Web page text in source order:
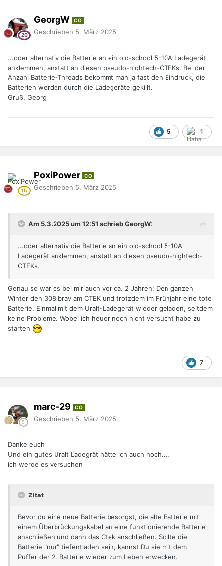
GeorgW CO
Geschrieben 5. März 2025
...oder alternativ die Batterie an ein old-school 5-10A Ladegerät
anklemmen, anstatt an diesen pseudo-hightech-CTEKs. Bei der
Anzahl Batterie-Threads bekommt man ja fast den Eindruck, die
Batterien werden durch die Ladegeräte gekillt.
Gruß, Georg
5 1
PoxiPower CO
Geschrieben 5. März 2025
Am 5.3.2025 um 12:51 schrieb GeorgW:
...oder alternativ die Batterie an ein old-school 5-10A
Ladegerät anklemmen, anstatt an diesen pseudo-hightech-
CTEKs.
Genau so war es bei mir auch vor ca. 2 Jahren: Den ganzen
Winter den 308 brav am CTEK und trotzdem im Frühjahr eine tote
Batterie. Einmal mit dem Uralt-Ladegerät wieder geladen, seitdem
keine Probleme. Wobei ich heuer noch nicht versucht habe zu
starten
7
marc-29 CO
Geschrieben 5. März 2025
Danke euch
Und ein gutes Uralt Ladegrät hätte ich auch noch....
ich werde es versuchen
Zitat
Bevor du eine neue Batterie besorgst, die alte Batterie mit
einem Überbrückungskabel an eine funktionierende Batterie
anschließen und dann das Ctek anschließen. Sollte die
Batterie "nur" tiefentladen sein, kannst Du sie mit dem
Puffer der 2. Batterie wieder zum Leben erwecken.